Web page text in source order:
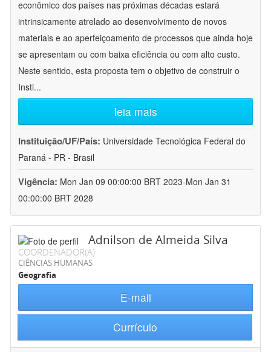
econômico dos países nas próximas décadas estará
intrinsicamente atrelado ao desenvolvimento de novos
materiais e ao aperfeiçoamento de processos que ainda hoje
se apresentam ou com baixa eficiência ou com alto custo.
Neste sentido, esta proposta tem o objetivo de construir o
Insti...
leia mais
Instituição/UF/País: Universidade Tecnológica Federal do
Paraná - PR - Brasil
Vigência: Mon Jan 09 00:00:00 BRT 2023-Mon Jan 31
00:00:00 BRT 2028
Adnilson de Almeida Silva
COORDENADOR(A)
CIÊNCIAS HUMANAS
Geografia
E-mail
Currículo